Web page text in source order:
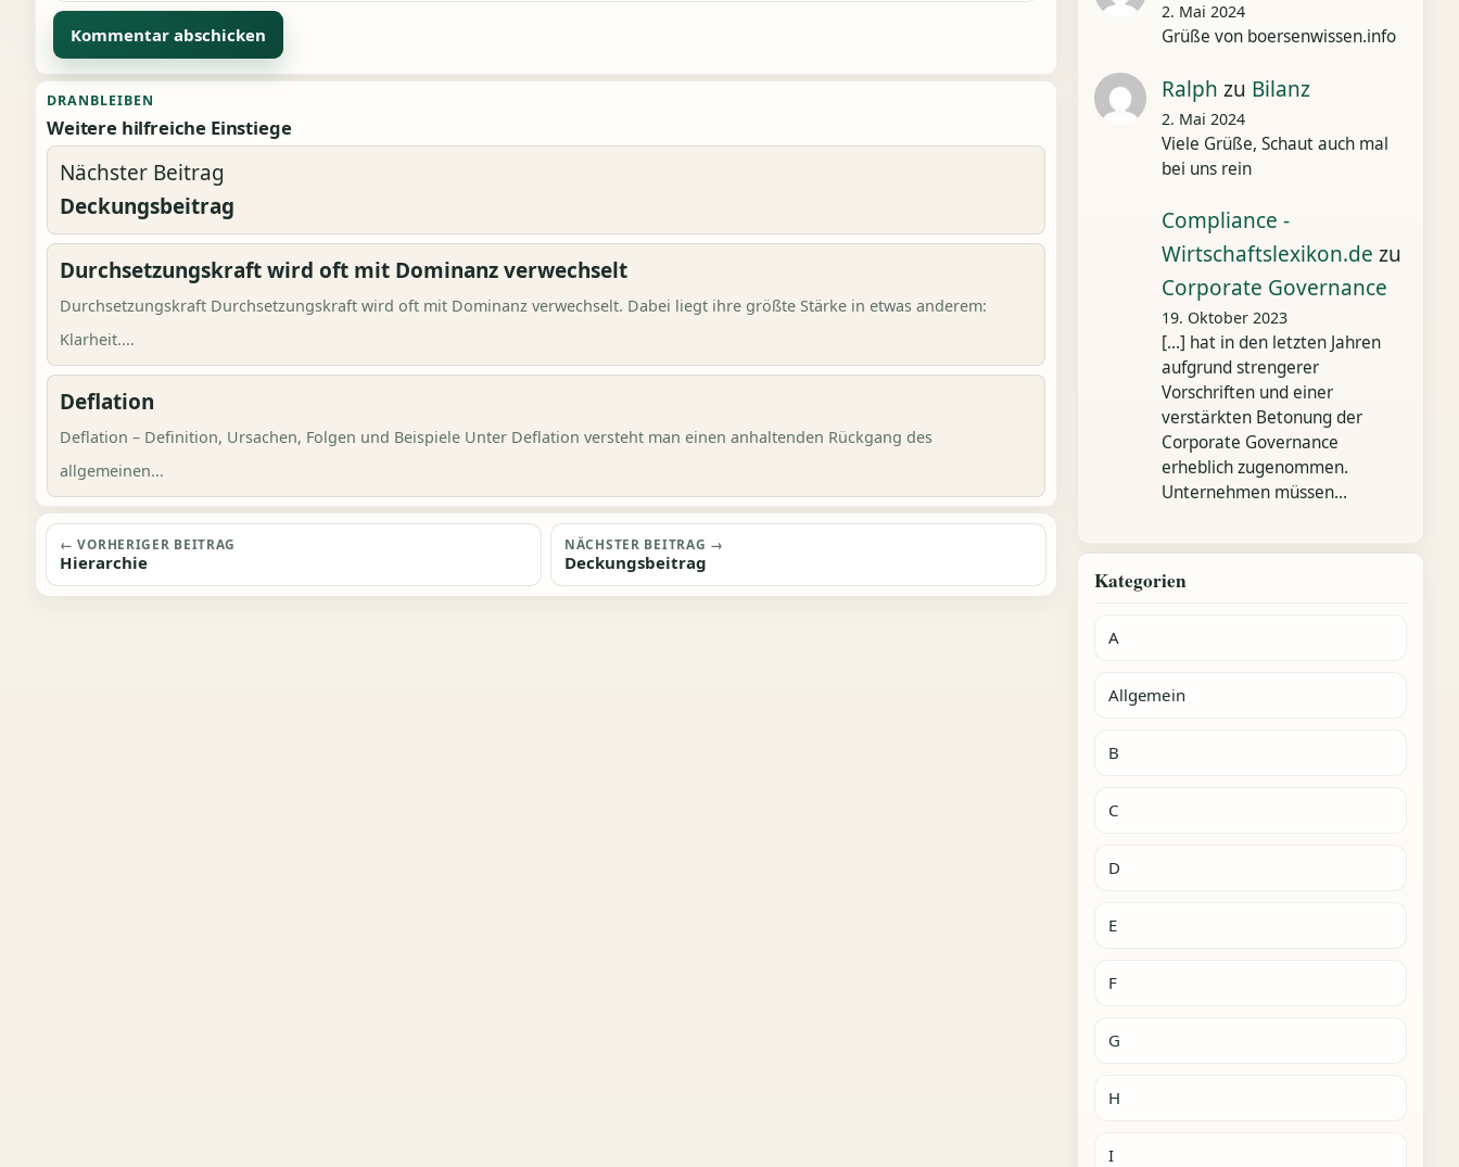
Alternative:
DRANBLEIBEN
Weitere hilfreiche Einstiege
Nächster Beitrag
Deckungsbeitrag
Durchsetzungskraft wird oft mit Dominanz verwechselt
Durchsetzungskraft Durchsetzungskraft wird oft mit Dominanz verwechselt. Dabei liegt ihre größte Stärke in etwas anderem:
Klarheit....
Deflation
Deflation – Definition, Ursachen, Folgen und Beispiele Unter Deflation versteht man einen anhaltenden Rückgang des
allgemeinen...
Beitragsnavigation
← VORHERIGER BEITRAG
Hierarchie
NÄCHSTER BEITRAG →
Deckungsbeitrag
2. Mai 2024
Grüße von boersenwissen.info
Ralph zu Bilanz
2. Mai 2024
Viele Grüße, Schaut auch mal
bei uns rein
Compliance -
Wirtschaftslexikon.de zu
Corporate Governance
19. Oktober 2023
[…] hat in den letzten Jahren
aufgrund strengerer
Vorschriften und einer
verstärkten Betonung der
Corporate Governance
erheblich zugenommen.
Unternehmen müssen…
Kategorien
A
Allgemein
B
C
D
E
F
G
H
I